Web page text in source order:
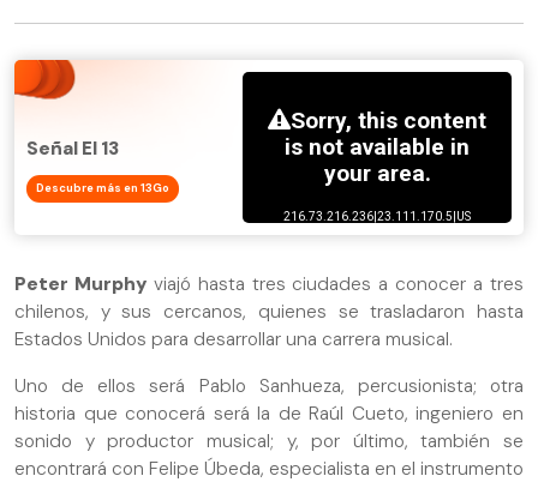
Señal El 13
Descubre más en 13Go
Peter Murphy viajó hasta tres ciudades a conocer a tres
chilenos, y sus cercanos, quienes se trasladaron hasta
Estados Unidos para desarrollar una carrera musical.
Uno de ellos será Pablo Sanhueza, percusionista; otra
historia que conocerá será la de Raúl Cueto, ingeniero en
sonido y productor musical; y, por último, también se
encontrará con Felipe Úbeda, especialista en el instrumento